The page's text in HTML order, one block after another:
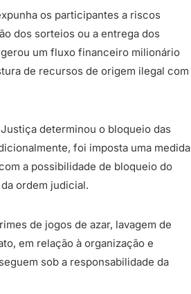
os participantes a riscos
dos sorteios ou a entrega dos
um fluxo financeiro milionário
de recursos de origem ilegal com
determinou o bloqueio das
foi imposta uma medida
a possibilidade de bloqueio do
ordem judicial.
de jogos de azar, lavagem de
em relação à organização e
sob a responsabilidade da